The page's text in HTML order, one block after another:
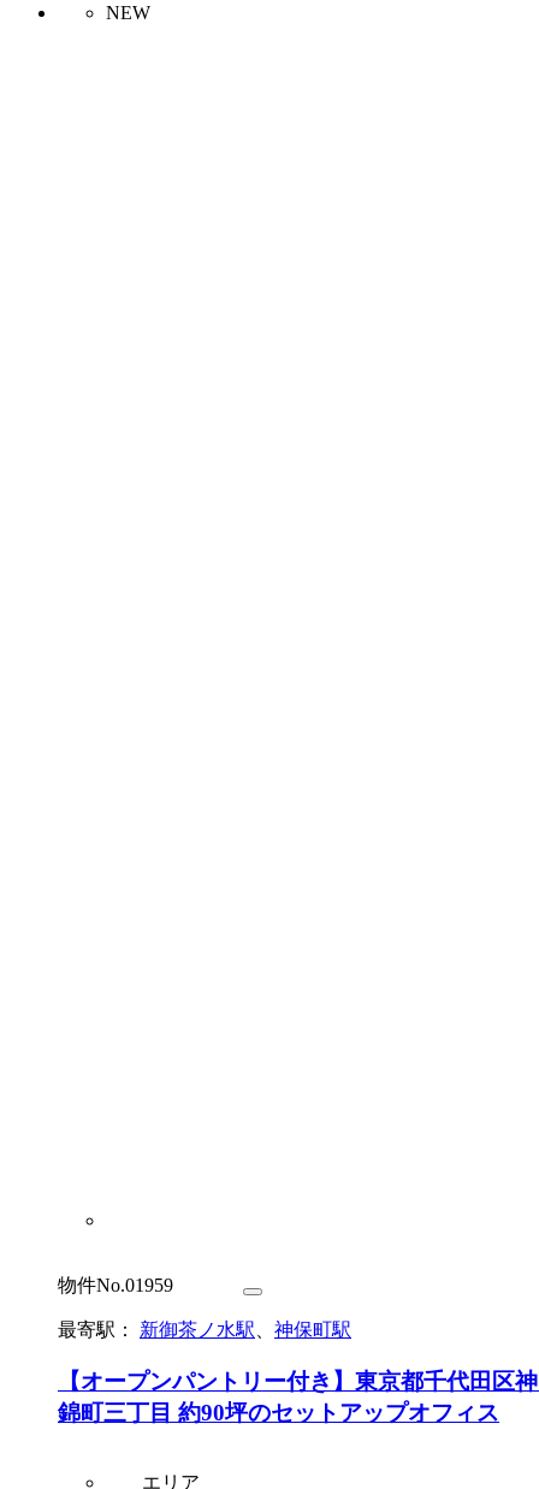
NEW
物件No.01959
最寄駅： 新御茶ノ水駅 神保町駅
【オープンパントリー付き】東京都千代田区
錦町三丁目 約90坪のセットアップオフィス
エリア